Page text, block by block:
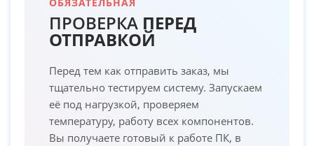
ПРОВЕРКА ПЕРЕД
ОТПРАВКОЙ
Перед тем как отправить заказ, мы
тщательно тестируем систему. Запускаем
её под нагрузкой, проверяем
температуру, работу всех компонентов.
Вы получаете готовый к работе ПК, в